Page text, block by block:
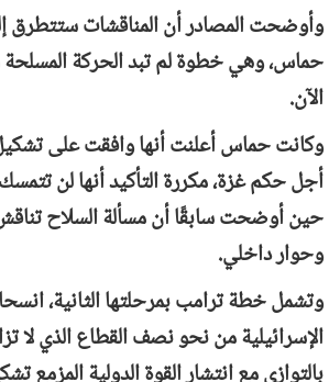
وأوضحت المصادر أن المناقشات ستتطرق
حماس، وهي خطوة لم تبد الحركة المسلحة
الآن.
وكانت حماس أعلنت أنها وافقت على
أجل حكم غزة، مكررة التأكيد أنها لن
حين أوضحت سابقًا أن مسألة السلاح
وحوار داخلي.
وتشمل خطة ترامب بمرحلتها الثانية،
الإسرائيلية من نحو نصف القطاع الذي لا